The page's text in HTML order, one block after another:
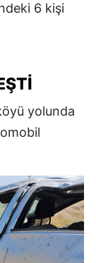
6 kişi
yolunda